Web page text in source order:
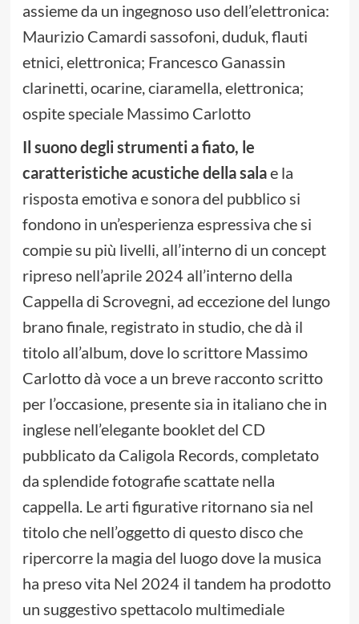
assieme da un ingegnoso uso dell’elettronica:
Maurizio Camardi sassofoni, duduk, flauti
etnici, elettronica; Francesco Ganassin
clarinetti, ocarine, ciaramella, elettronica;
ospite speciale Massimo Carlotto
Il suono degli strumenti a fiato, le
caratteristiche acustiche della salae la
risposta emotiva e sonora del pubblico si
fondono in un’esperienza espressiva che si
compie su più livelli, all’interno di un concept
ripreso nell’aprile 2024 all’interno della
Cappella di Scrovegni, ad eccezione del lungo
brano finale, registrato in studio, che dà il
titolo all’album, dove lo scrittore Massimo
Carlotto dà voce a un breve racconto scritto
per l’occasione, presente sia in italiano che in
inglese nell’elegante booklet del CD
pubblicato da Caligola Records, completato
da splendide fotografie scattate nella
cappella. Le arti figurative ritornano sia nel
titolo che nell’oggetto di questo disco che
ripercorre la magia del luogo dove la musica
ha preso vita Nel 2024 il tandem ha prodotto
un suggestivo spettacolo multimediale